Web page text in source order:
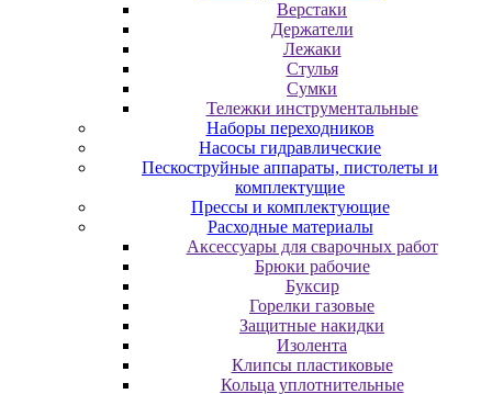
Верстаки
Держатели
Лежаки
Стулья
Сумки
Тележки инструментальные
Наборы переходников
Насосы гидравлические
Пескоструйные аппараты, пистолеты и
комплектущие
Прессы и комплектующие
Расходные материалы
Аксессуары для сварочных работ
Брюки рабочие
Буксир
Горелки газовые
Защитные накидки
Изолента
Клипсы пластиковые
Кольца уплотнительные